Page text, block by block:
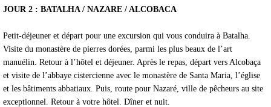
JOUR 2 : BATALHA / NAZARE / ALCOBACA
Petit-déjeuner et départ pour une excursion qui vous conduira à Batalha.
Visite du monastère de pierres dorées, parmi les plus beaux de l’art
manuélin. Retour à l’hôtel et déjeuner. Après le repas, départ vers Alcobaça
et visite de l’abbaye cistercienne avec le monastère de Santa Maria, l’église
et les bâtiments abbatiaux. Puis, route pour Nazaré, ville de pêcheurs au site
exceptionnel. Retour à votre hôtel. Dîner et nuit.